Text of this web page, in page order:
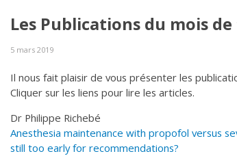
Les Publications du mois
5 mars 2019
Il nous fait plaisir de vous présenter les
Cliquer sur les liens pour lire les articles.
Dr Philippe Richebé
Anesthesia maintenance with propofol versus
still too early for recommendations?